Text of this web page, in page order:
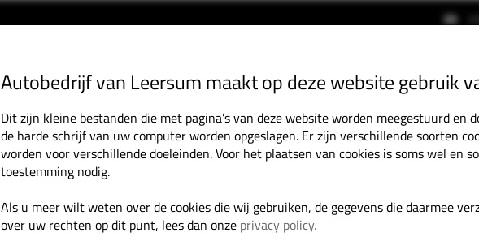
HOME OCCASIONS DIENSTEN
Onze Occasions Mercedes-Benz EQV 300 L2 90kWh Dubbel Cabine LED/LEER/
Autobedrijf van Leersum maakt op deze website gebruik
Dit zijn kleine bestanden die met pagina’s van deze website worden meegestuurd en
de harde schrijf van uw computer worden opgeslagen. Er zijn verschillende soorten
worden voor verschillende doeleinden. Voor het plaatsen van cookies is soms wel en
toestemming nodig.
Als u meer wilt weten over de cookies die wij gebruiken, de gegevens die daarmee
over uw rechten op dit punt, lees dan onze privacy policy.